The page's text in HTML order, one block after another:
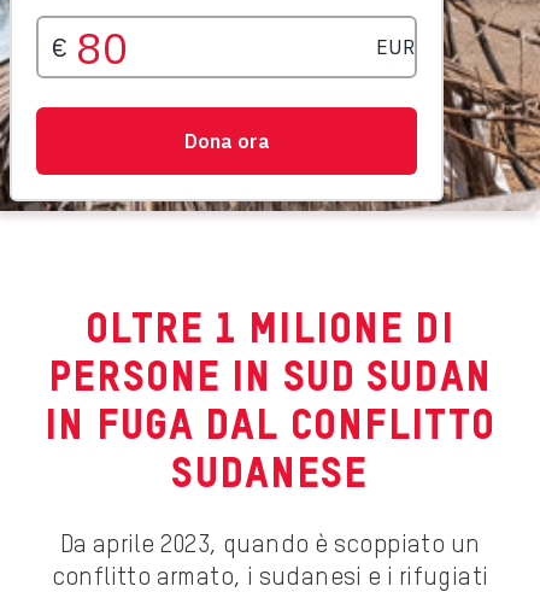
Oltre 1 milione di
persone in Sud Sudan
in fuga dal conflitto
sudanese
Da aprile 2023, quando è scoppiato un
conflitto armato, i sudanesi e i rifugiati